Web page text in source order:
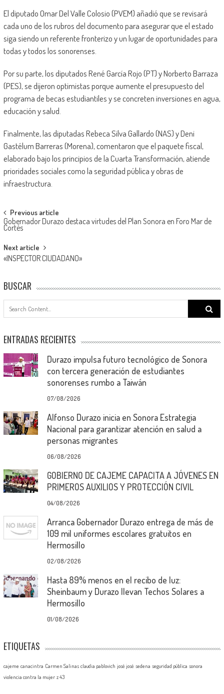
El diputado Omar Del Valle Colosio (PVEM) añadió que se revisará
cada uno de los rubros del documento para asegurar que el estado
siga siendo un referente fronterizo y un lugar de oportunidades para
todas y todos los sonorenses.
Por su parte, los diputados René García Rojo (PT) y Norberto Barraza
(PES), se dijeron optimistas porque aumente el presupuesto del
programa de becas estudiantiles y se concreten inversiones en agua,
educación y salud.
Finalmente, las diputadas Rebeca Silva Gallardo (NAS) y Deni
Gastélum Barreras (Morena), comentaron que el paquete fiscal,
elaborado bajo los principios de la Cuarta Transformación, atiende
prioridades sociales como la seguridad pública y obras de
infraestructura.
Post
navigation
Previous article
Gobernador Durazo destaca virtudes del Plan Sonora en Foro Mar de
Cortés
Next article
«INSPECTOR CIUDADANO»
BUSCAR
Search
for:
ENTRADAS RECIENTES
Durazo impulsa futuro tecnológico de Sonora
con tercera generación de estudiantes
sonorenses rumbo a Taiwán
07/08/2026
Alfonso Durazo inicia en Sonora Estrategia
Nacional para garantizar atención en salud a
personas migrantes
06/08/2026
GOBIERNO DE CAJEME CAPACITA A JÓVENES EN
PRIMEROS AUXILIOS Y PROTECCIÓN CIVIL
04/08/2026
Arranca Gobernador Durazo entrega de más de
109 mil uniformes escolares gratuitos en
Hermosillo
02/08/2026
Hasta 89% menos en el recibo de luz:
Sheinbaum y Durazo llevan Techos Solares a
Hermosillo
01/08/2026
ETIQUETAS
cajeme canacintra Carmen Salinas claudia pablovich josé josé sedena seguridad pública sonora
violencia contra la mujer z 43